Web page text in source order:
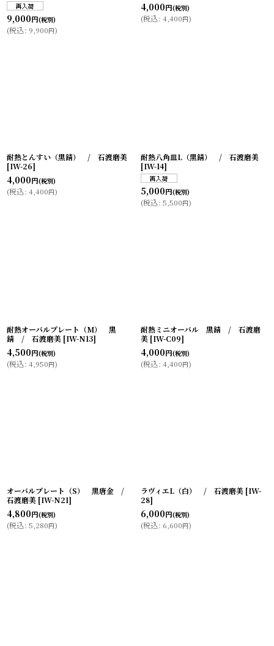
9,000円(税別)
(税込: 9,900円)
4,000円(税別)
(税込: 4,400円)
耐熱とんすい（黒錆） / 石渡磨美
[IW-26]
4,000円(税別)
(税込: 4,400円)
耐熱八角皿L（黒錆） / 石渡磨美
[IW-14]
5,000円(税別)
(税込: 5,500円)
耐熱オーバルプレート（M） 黒
錆 / 石渡磨美 [IW-N13]
4,500円(税別)
(税込: 4,950円)
耐熱ミニオーバル 黒錆 / 石渡磨
美 [IW-C09]
4,000円(税別)
(税込: 4,400円)
オーバルプレート（S） 黒唐金 /
石渡磨美 [IW-N21]
4,800円(税別)
(税込: 5,280円)
ラヴィエL（白） / 石渡磨美 [IW-
28]
6,000円(税別)
(税込: 6,600円)